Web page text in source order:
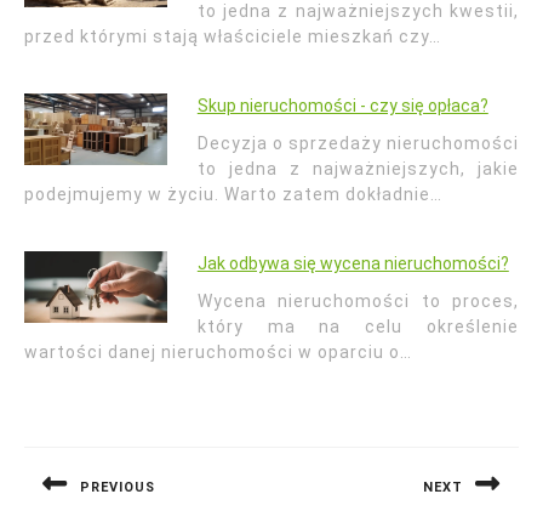
to jedna z najważniejszych kwestii,
przed którymi stają właściciele mieszkań czy…
Skup nieruchomości - czy się opłaca?
Decyzja o sprzedaży nieruchomości
to jedna z najważniejszych, jakie
podejmujemy w życiu. Warto zatem dokładnie…
Jak odbywa się wycena nieruchomości?
Wycena nieruchomości to proces,
który ma na celu określenie
wartości danej nieruchomości w oparciu o…
PREVIOUS NEXT